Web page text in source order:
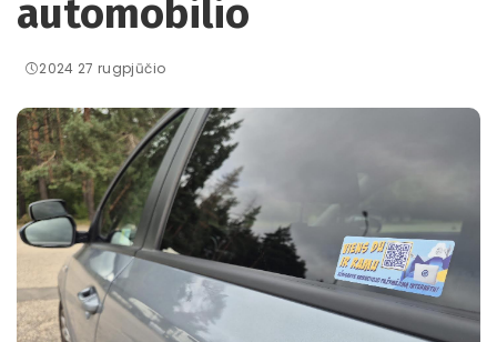
automobilio
2024 27 rugpjūčio